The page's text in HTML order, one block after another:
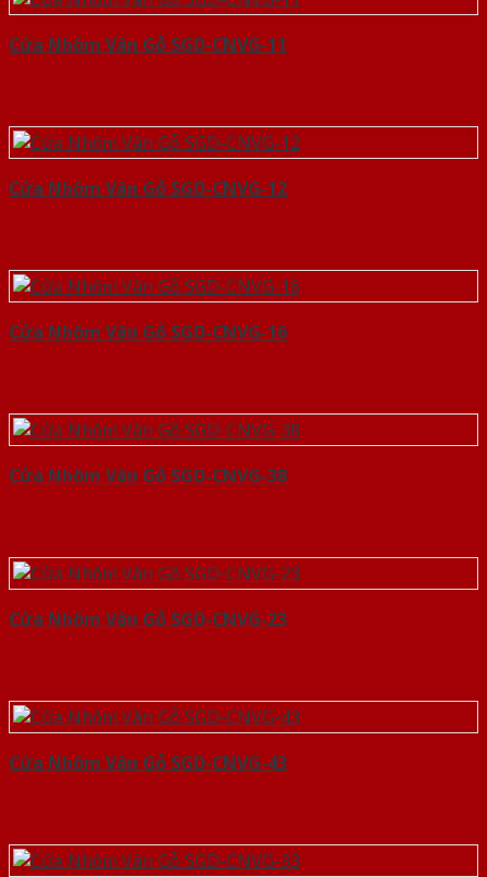
Cửa Nhôm Vân Gỗ SGD-CNVG-11
Cửa Nhôm Vân Gỗ SGD-CNVG-12
Cửa Nhôm Vân Gỗ SGD-CNVG-16
Cửa Nhôm Vân Gỗ SGD-CNVG-38
Cửa Nhôm Vân Gỗ SGD-CNVG-23
Cửa Nhôm Vân Gỗ SGD-CNVG-43